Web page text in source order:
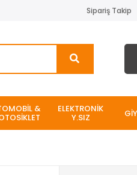
Sipariş Takip
& ELEKTRONİK
Y.SIZ